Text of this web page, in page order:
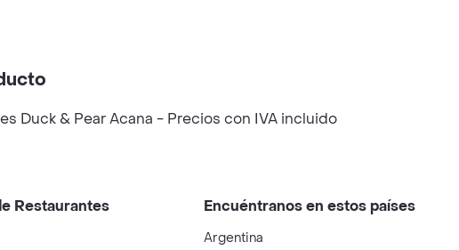
Duck & Pear Acana - Precios con IVA incluido
Restaurantes Encuéntranos en estos países
Argentina